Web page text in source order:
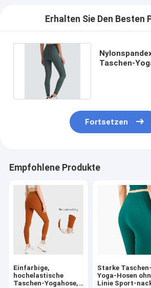
Erhalten Sie Den Besten
Taschen-
Fortsetzen
Empfohlene Produkte
Einfarbige,
hochelastische
Taschen-Yogahose,
Starke Taschen-
Yoga-Hosen
Linie Sport-